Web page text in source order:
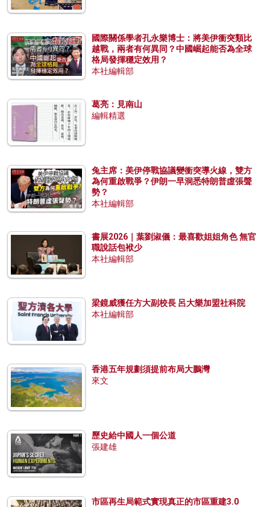
國際關係學者孔永樂博士：將美伊衝突類比
越戰，兩者有何異同？中國崛起能否為全球
格局發揮穩定效用？
本社編輯部
葛亮：見南山
編輯精選
兔主席：美伊停戰協議變衝突導火線，雙方
為何重啟戰爭？伊朗一早洞悉特朗普虛張聲
勢？
本社編輯部
書展2026｜葉劉淑儀：最喜歡姐姐角色 無官
職說話包袱少
本社編輯部
梁鏡威獲任方大副校長 呂大樂加盟社科院
本社編輯部
香港五年規劃須提前布局大鵬灣
來文
歷史給中國人一個公道
張建雄
市區再生局範式實現真正的市區重建3.0